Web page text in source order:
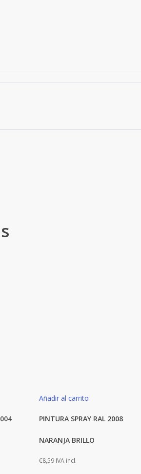
Añadir al carrito
PINTURA SPRAY RAL 2008
NARANJA BRILLO
€8,59 IVA incl.